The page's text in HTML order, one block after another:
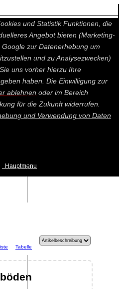
notwendige Cookies gesetzt.
und Statistik Funktionen, die
Angebot bieten (Marketing-
zur Datenerhebung um
und zu Analysezwecken)
uns vorher hierzu Ihre
haben. Die Einwilligung zur
ablehnen oder im Bereich
für die Zukunft widerrufen.
und Verwendung von Daten
Hauptmenu
Tabelle